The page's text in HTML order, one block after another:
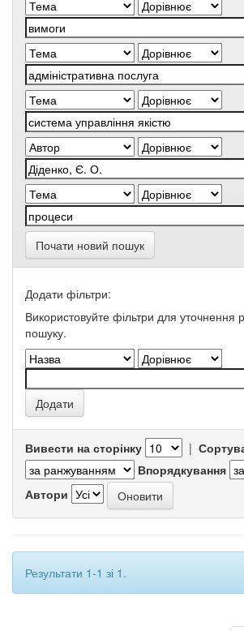
Почати новий пошук
Додати фільтри:
Використовуйте фільтри для уточнення
пошуку.
Вивести на сторінку |
Впорядкування
Автори
Результати 1-1 зі 1.